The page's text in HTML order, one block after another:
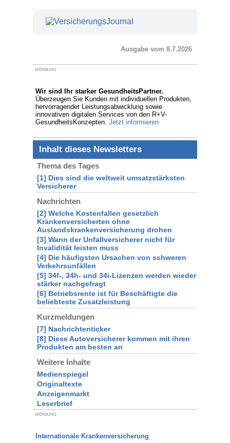
Ausgabe vom 8.7.2026
WERBUNG
Wir sind Ihr starker GesundheitsPartner.
Überzeugen Sie Kunden mit individuellen Produkten,
hervorragender Leistungsabwicklung sowie
innovativen digitalen Services von den R+V-
GesundheitsKonzepten. Jetzt informieren
Inhalt dieses Newsletters
Thema des Tages
[1] Dies sind die weltweit umsatzstärksten
Versicherer
Nachrichten
[2] Welche Kostenfallen gesetzlich
Krankenversicherten ohne
Auslandskrankenversicherung drohen
[3] Wann der Unfallversicherer nicht für
Invalidität leisten muss
[4] Die häufigsten Ursachen von schweren
Verkehrsunfällen
[5] 34f-, 34h- und 34i-Lizenzen werden wieder
stärker nachgefragt
[6] Betriebsrente ist für Beschäftigte die
beliebteste Zusatzleistung
Kurzmeldungen
[7] Nachrichtenticker
[8] Diese Autoversicherer kommen mit ihren
Produkten am besten an
Weitere Inhalte
Medienspiegel
Originaltexte
Anzeigenmarkt
Leserbrief
WERBUNG
Internationale Krankenversicherung